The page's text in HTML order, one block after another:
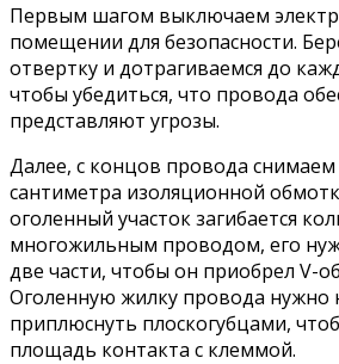
Первым шагом выключаем
помещении для безопасности.
отвертку и дотрагиваемся до
чтобы убедиться, что провода
представляют угрозы.
Далее, с концов провода
сантиметра изоляционной
оголенный участок загибается
многожильным проводом, его
две части, чтобы он приобрел V-
Оголенную жилку провода нужно
приплюснуть плоскогубцами,
площадь контакта с клеммой.